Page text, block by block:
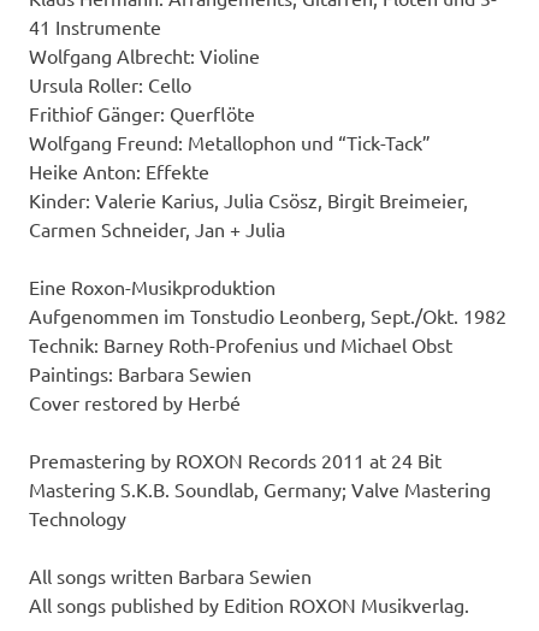
41 Instrumente
Wolfgang Albrecht: Violine
Ursula Roller: Cello
Frithiof Gänger: Querflöte
Wolfgang Freund: Metallophon und “Tick-Tack”
Heike Anton: Effekte
Kinder: Valerie Karius, Julia Csösz, Birgit Breimeier,
Carmen Schneider, Jan + Julia
Eine Roxon-Musikproduktion
Aufgenommen im Tonstudio Leonberg, Sept./Okt. 1982
Technik: Barney Roth-Profenius und Michael Obst
Paintings: Barbara Sewien
Cover restored by Herbé
Premastering by ROXON Records 2011 at 24 Bit
Mastering S.K.B. Soundlab, Germany; Valve Mastering
Technology
All songs written Barbara Sewien
All songs published by Edition ROXON Musikverlag.